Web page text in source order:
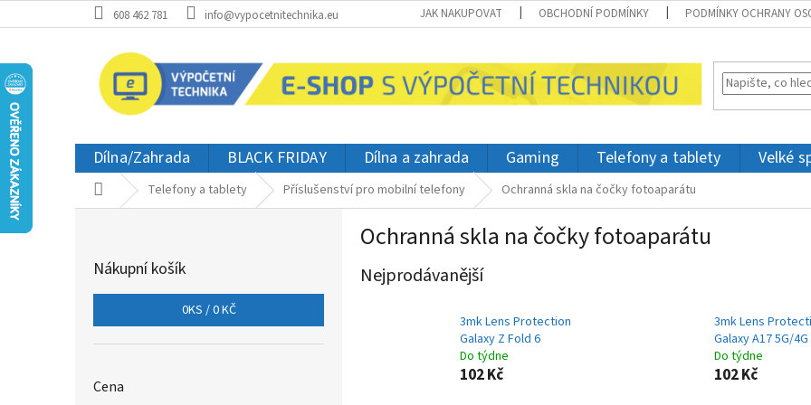
na
608 462 781 info@vypocetnitechnika.eu JAK NAKUPOVAT OBCHODNÍ PODMÍNKY PODMÍNKY OCHRANY
Dílna/Zahrada BLACK FRIDAY Dílna a zahrada Gaming Telefony a tablety Velké
Domů Telefony a tablety Příslušenství pro mobilní telefony Ochranná skla na čočky fotoaparátu
Nákupní košík
0KS /0 KČ
Cena
Ochranná skla na čočky fotoaparátu
Nejprodávanější
3mk Lens Protection
Galaxy Z Fold 6
Do týdne
102 Kč
3mk Lens
Galaxy A17 5G/4G
Do týdne
102 Kč